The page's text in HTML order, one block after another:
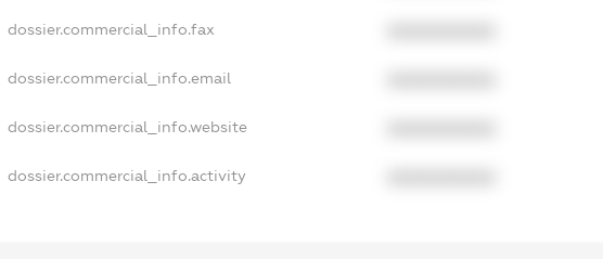
dossier.commercial_info.fax
dossier.commercial_info.email
dossier.commercial_info.website
dossier.commercial_info.activity